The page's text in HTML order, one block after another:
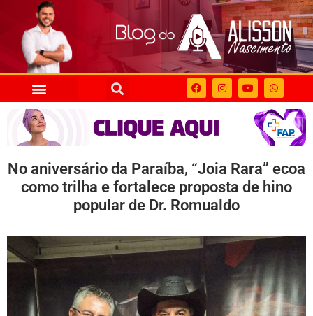
No aniversário da Paraíba, “Joia Rara” ecoa
como trilha e fortalece proposta de hino
popular de Dr. Romualdo